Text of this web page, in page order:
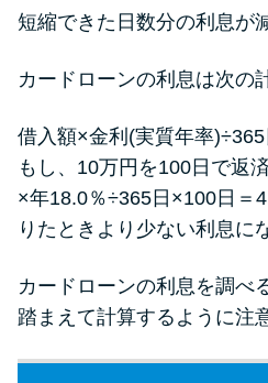
短縮できた日数分の利息が
カードローンの利息は次の
借入額×金利(実質年率
もし、10万円を100日で返
×年18.0％÷365日×100日＝
りたときより少ない利息に
カードローンの利息を調べ
踏まえて計算するように注